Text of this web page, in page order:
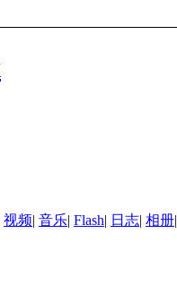
视频| 音乐| Flash| 日志| 相册|